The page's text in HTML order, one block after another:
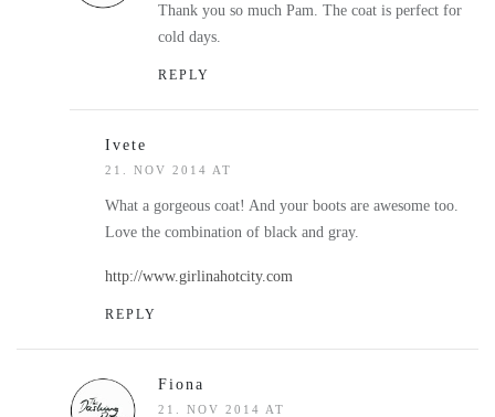
Thank you so much Pam. The coat is perfect for
cold days.
REPLY
Ivete
21. NOV 2014 AT
What a gorgeous coat! And your boots are awesome too.
Love the combination of black and gray.
http://www.girlinahotcity.com
REPLY
Fiona
21. NOV 2014 AT